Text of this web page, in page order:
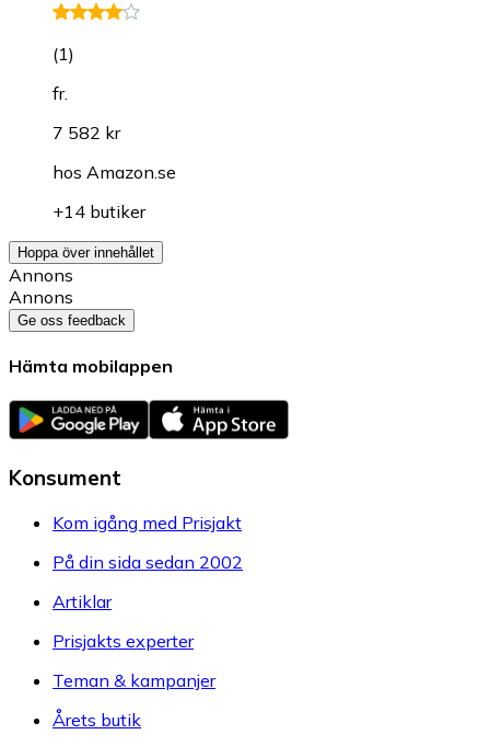
(1)
fr.
7 582 kr
hos Amazon.se
+14 butiker
Hoppa över innehållet
Annons
Annons
Ge oss feedback
Hämta mobilappen
Konsument
Kom igång med Prisjakt
På din sida sedan 2002
Artiklar
Prisjakts experter
Teman & kampanjer
Årets butik